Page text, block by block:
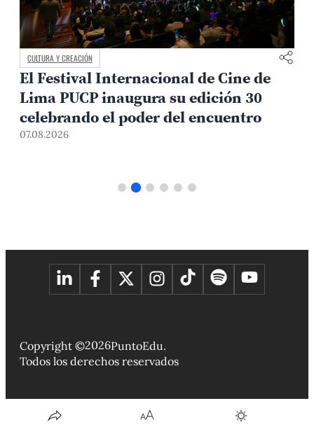
CULTURA Y CREACIÓN
El Festival Internacional de Cine de
Lima PUCP inaugura su edición 30
celebrando el poder del encuentro
07.08.2026
Copyright ©2026PuntoEdu.
Todos los derechos reservados